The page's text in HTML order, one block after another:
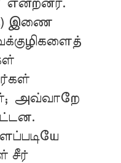
என்றனர்.
இணை
அவ்வாறே
சீர்